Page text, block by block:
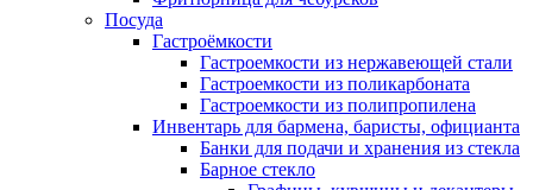
Посуда
Гастроёмкости
Гастроемкости из нержавеющей стали
Гастроемкости из поликарбоната
Гастроемкости из полипропилена
Инвентарь для бармена, баристы, официанта
Банки для подачи и хранения из стекла
Барное стекло